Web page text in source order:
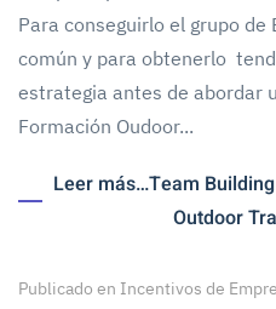
Para conseguirlo el grupo
común y para obtenerlo
estrategia antes de abordar
Formación Oudoor...
Leer más…Team
Outdoor
Publicado en Incentivos de